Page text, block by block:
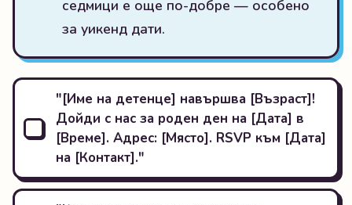
седмици е още по-добре — особено
за уикенд дати.
"[Име на детенце] навършва [Възраст]!
Дойди с нас за роден ден на [Дата] в
[Време]. Адрес: [Място]. RSVP към [Дата]
на [Контакт]."